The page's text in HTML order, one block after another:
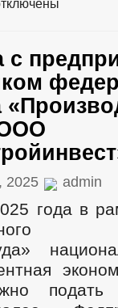
с
2025 admin
года в
подать